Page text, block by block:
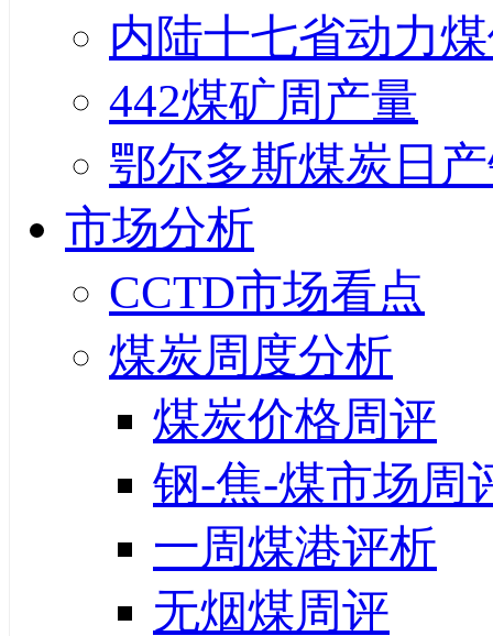
内陆十七省动力
442煤矿周产量
鄂尔多斯煤炭日
市场分析
CCTD市场看点
煤炭周度分析
煤炭价格周评
钢-焦-煤市场周
一周煤港评析
无烟煤周评